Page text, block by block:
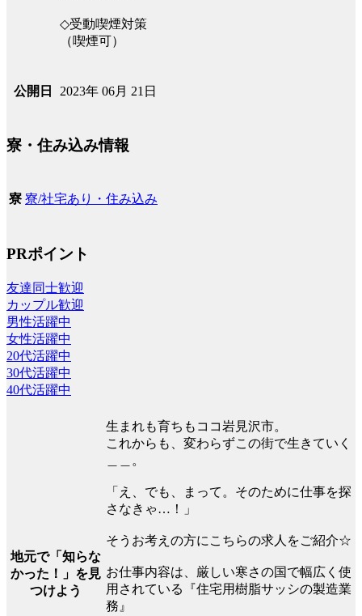
◇受動喫煙対策
（喫煙可）
公開日 2023年 06月 21日
寮・住み込み情報
寮 寮/社宅あり・住み込み
PRポイント
友達同士歓迎
カップル歓迎
男性活躍中
女性活躍中
20代活躍中
30代活躍中
40代活躍中
地元で「知らな
かった！」を見
つけよう
生まれも育ちもココ岩見沢市。
これからも、変わらずこの街で生きていく
＿＿。
「え、でも、まって。そのために仕事を探
さなきゃ…！」
そうお考えの方にこちらの求人をご紹介☆
お仕事内容は、厳しい寒さの国で幅広く使
用されている『住宅用樹脂サッシの製造業
務』